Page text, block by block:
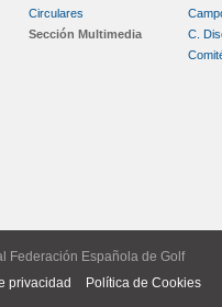
Circulares
Sección Multimedia
C.
Federación Española de Golf
privacidad Política de Cookies